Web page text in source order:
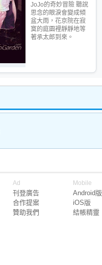
JoJo的奇妙冒險 聽說
思念的眼淚會變成傾
盆大雨，花京院在寂
寞的庭園裡靜靜地等
著承太郎到來。
Ad
刊登廣告
合作提案
贊助我們
Mobile
Android版
iOS版
結帳精靈